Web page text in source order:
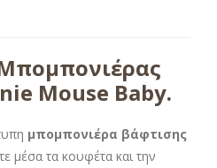
Mouse Baby.
μπομπονιέρα βάφτισης
μέσα τα κουφέτα και την